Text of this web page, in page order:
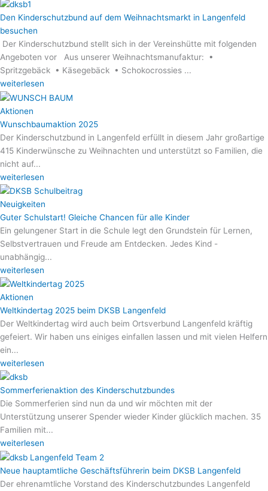
Den Kinderschutzbund auf dem Weihnachtsmarkt in Langenfeld
besuchen
Der Kinderschutzbund stellt sich in der Vereinshütte mit folgenden
Angeboten vor Aus unserer Weihnachtsmanufaktur: •
Spritzgebäck • Käsegebäck • Schokocrossies ...
weiterlesen
Aktionen
Wunschbaumaktion 2025
Der Kinderschutzbund in Langenfeld erfüllt in diesem Jahr großartige
415 Kinderwünsche zu Weihnachten und unterstützt so Familien, die
nicht auf...
weiterlesen
Neuigkeiten
Guter Schulstart! Gleiche Chancen für alle Kinder
Ein gelungener Start in die Schule legt den Grundstein für Lernen,
Selbstvertrauen und Freude am Entdecken. Jedes Kind -
unabhängig...
weiterlesen
Aktionen
Weltkindertag 2025 beim DKSB Langenfeld
Der Weltkindertag wird auch beim Ortsverbund Langenfeld kräftig
gefeiert. Wir haben uns einiges einfallen lassen und mit vielen Helfern
ein...
weiterlesen
Sommerferienaktion des Kinderschutzbundes
Die Sommerferien sind nun da und wir möchten mit der
Unterstützung unserer Spender wieder Kinder glücklich machen. 35
Familien mit...
weiterlesen
Neue hauptamtliche Geschäftsführerin beim DKSB Langenfeld
Der ehrenamtliche Vorstand des Kinderschutzbundes Langenfeld